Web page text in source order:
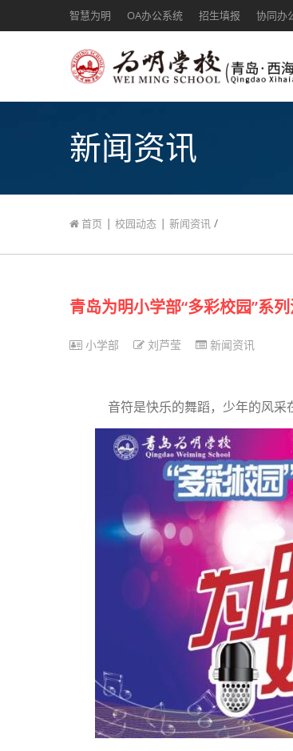
智慧为明 OA办公系统 招生填报 协同办
新闻资讯
首页 | 校园动态 | 新闻资讯 /
青岛为明小学部“多彩校园”系
小学部 刘芦莹 新闻资讯
音符是快乐的舞蹈，少年的风采